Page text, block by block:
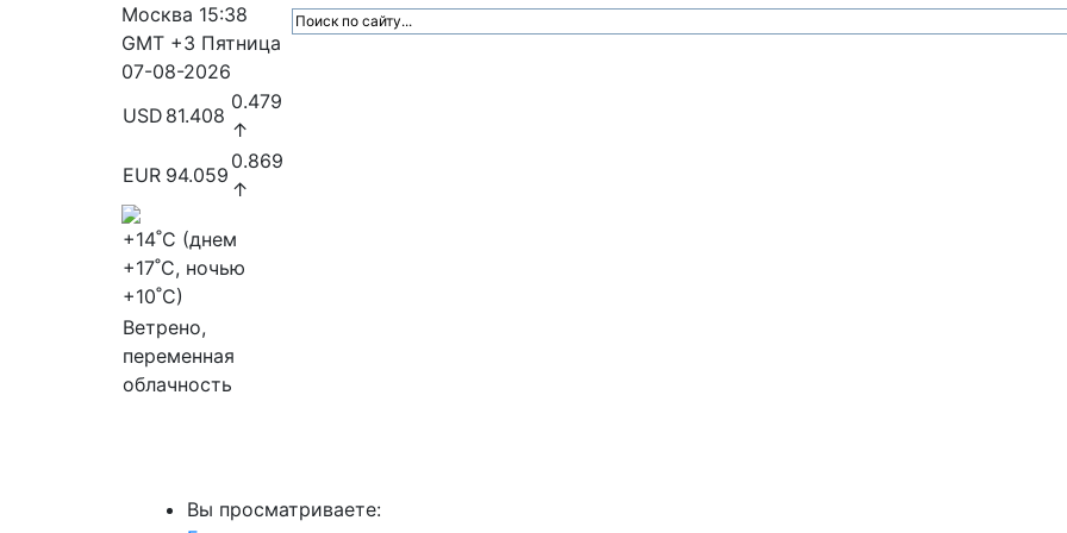
Москва 15:38
GMT +3 Пятница
07-08-2026
USD 81.408
0.479
↑
EUR 94.059
0.869
↑
+14˚C (днем
+17˚C, ночью
+10˚C)
Ветрено,
переменная
облачность
Вы просматриваете: